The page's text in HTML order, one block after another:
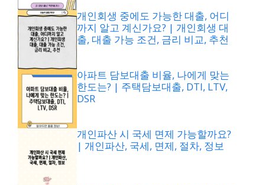
개인회생 중에도 가능한 대출, 어디
까지 알고 계신가요? | 개인회생 대
출, 대출 가능 조건, 금리 비교, 추천
아파트 담보대출 비율, 나에게 맞는
한도는? | 주택담보대출, DTI, LTV,
DSR
개인파산 시 국세 면제 가능할까요?
| 개인파산, 국세, 면제, 절차, 정보